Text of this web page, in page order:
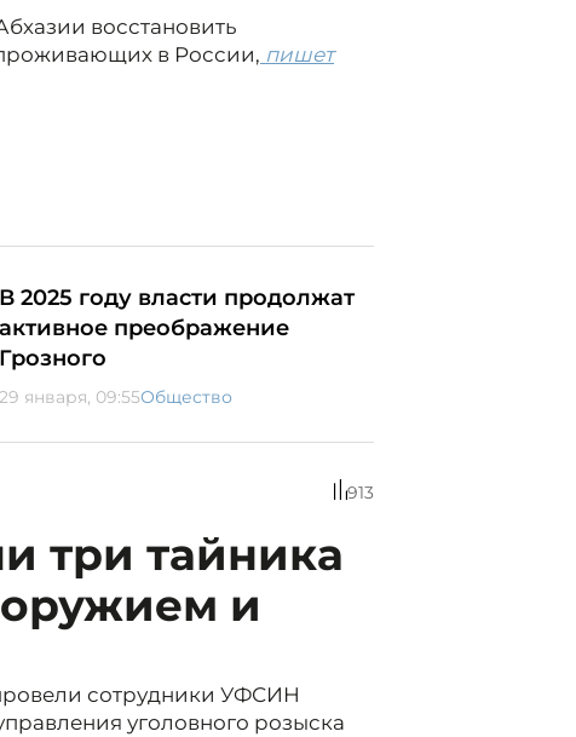
восстановить
в России, пишет
В 2025 году власти продолжат
активное преображение
Грозного
29 января, 09:55Общество
913
три тайника
и
сотрудники УФСИН
уголовного розыска